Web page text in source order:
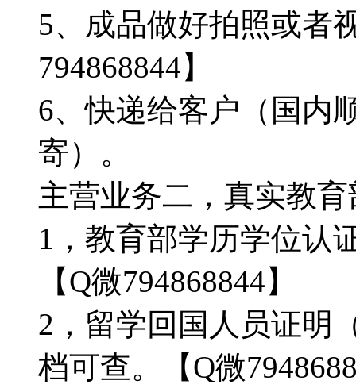
5、成品做好拍照或者
794868844】
6、快递给客户（国内
寄）。
主营业务二，真实教
1，教育部学历学位认
【Q微794868844】
2，留学回国人员证明
档可查。【Q微